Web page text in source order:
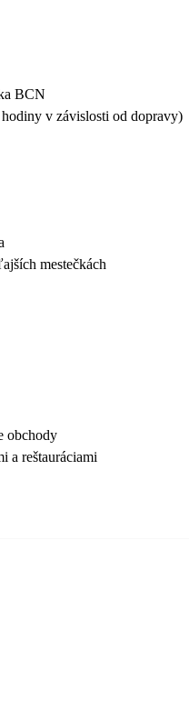
BCN
v závislosti od dopravy)
mestečkách
obchody
a reštauráciami